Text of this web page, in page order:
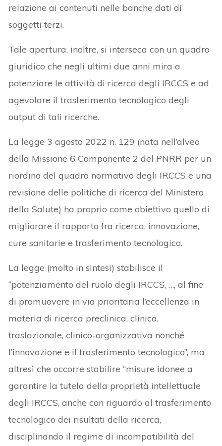
relazione ai contenuti nelle banche dati di
soggetti terzi.
Tale apertura, inoltre, si interseca con un quadro
giuridico che negli ultimi due anni mira a
potenziare le attività di ricerca degli IRCCS e ad
agevolare il trasferimento tecnologico degli
output di tali ricerche.
La legge 3 agosto 2022 n. 129 (nata nell’alveo
della Missione 6 Componente 2 del PNRR per un
riordino del quadro normativo degli IRCCS e una
revisione delle politiche di ricerca del Ministero
della Salute) ha proprio come obiettivo quello di
migliorare il rapporto fra ricerca, innovazione,
cure sanitarie e trasferimento tecnologico.
La legge (molto in sintesi) stabilisce il
“potenziamento del ruolo degli IRCCS, …, al fine
di promuovere in via prioritaria l’eccellenza in
materia di ricerca preclinica, clinica,
traslazionale, clinico-organizzativa nonché
l’innovazione e il trasferimento tecnologico”, ma
altresì che occorre stabilire “misure idonee a
garantire la tutela della proprietà intellettuale
degli IRCCS, anche con riguardo al trasferimento
tecnologico dei risultati della ricerca,
disciplinando il regime di incompatibilità del